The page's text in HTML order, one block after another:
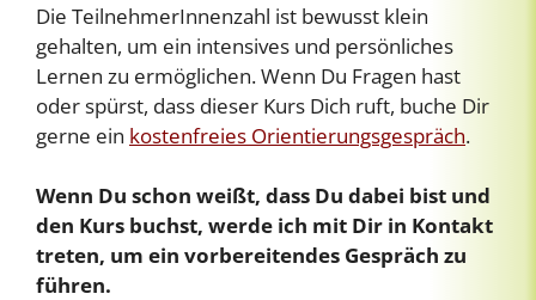
Die TeilnehmerInnenzahl ist bewusst klein
gehalten, um ein intensives und persönliches
Lernen zu ermöglichen. Wenn Du Fragen hast
oder spürst, dass dieser Kurs Dich ruft, buche Dir
gerne ein kostenfreies Orientierungsgespräch.
Wenn Du schon weißt, dass Du dabei bist und
den Kurs buchst, werde ich mit Dir in Kontakt
treten, um ein vorbereitendes Gespräch zu
führen.